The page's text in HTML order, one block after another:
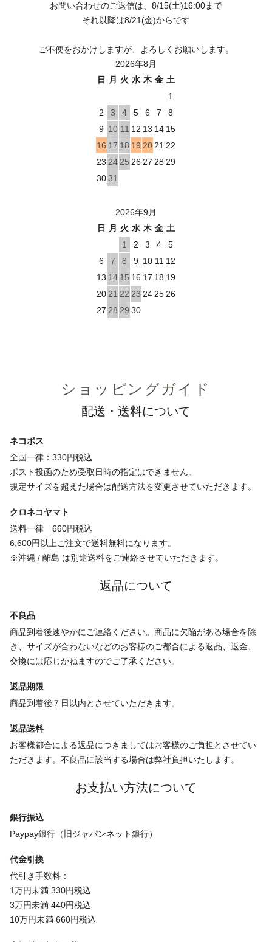
お問い合わせのご返信は、8/15(土)16:00まで
それ以降は8/21(金)からです
ご不便をおかけしますが、よろしくお願いします。
2026年8月
日
月 火 水 木 金 土
1
2
3 4 5 6 7
8
9 10 11 12 13 14 15
16 17 18 19 20 21 22
23 24 25 26 27 28 29
3031
2026年9月
日
月 火 水 木 金 土
1
2 3 4
5
6
7 8 9 10 11 12
13 14 15 16 17 18 19
20 21 22 23 24 25 26
27 28 29 30
ショッピングガイド
配送・送料について
ネコポス
全国一律：330円税込
ポスト投函のため受取日時の指定はできません。
規定サイズを超えた場合は配送方法を変更させていただきます。
クロネコヤマト
送料一律 660円税込
6,600円以上ご注文で送料無料になります。
※沖縄 / 離島 は別途送料をご連絡させていただきます。
返品について
不良品
商品到着後速やかにご連絡ください。商品に欠陥がある場合を除
き、サイズが合わないなどのお客様のご都合による返品、返金、
交換には応じかねますのでご了承ください。
返品期限
商品到着後７日以内とさせていただきます。
返品送料
お客様都合による返品につきましてはお客様のご負担とさせてい
ただきます。不良品に該当する場合は弊社負担いたします。
お支払い方法について
銀行振込
Paypay銀行（旧ジャパンネット銀行）
代金引換
代引き手数料：
1万円未満 330円税込
3万円未満 440円税込
10万円未満 660円税込